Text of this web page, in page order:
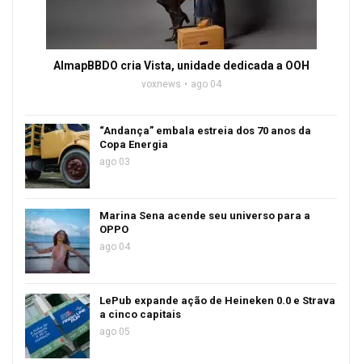
AlmapBBDO cria Vista, unidade dedicada a OOH
voxnews ago 04
“Andança” embala estreia dos 70 anos da
Copa Energia
ago 03
Marina Sena acende seu universo para a
OPPO
ago 04
LePub expande ação de Heineken 0.0 e Strava
a cinco capitais
ago 05